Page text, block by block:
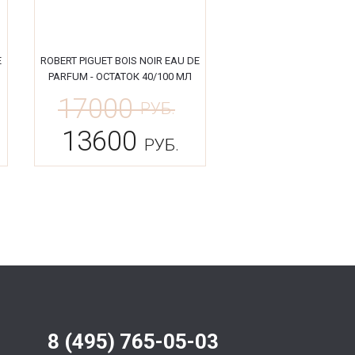
ROBERT PIGUET BOIS NOIR EAU DE
PARFUM - ОСТАТОК 40/100 МЛ
17000РУБ.
13600 РУБ.
8 (495) 765-05-03